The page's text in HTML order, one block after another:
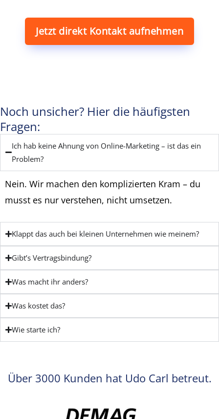
Jetzt direkt Kontakt aufnehmen
Noch unsicher? Hier die häufigsten
Fragen:
Ich hab keine Ahnung von Online-Marketing – ist das ein
Problem?
Nein. Wir machen den komplizierten Kram – du
musst es nur verstehen, nicht umsetzen.
Klappt das auch bei kleinen Unternehmen wie meinem?
Gibt’s Vertragsbindung?
Was macht ihr anders?
Was kostet das?
Wie starte ich?
Über 3000 Kunden hat Udo Carl betreut.